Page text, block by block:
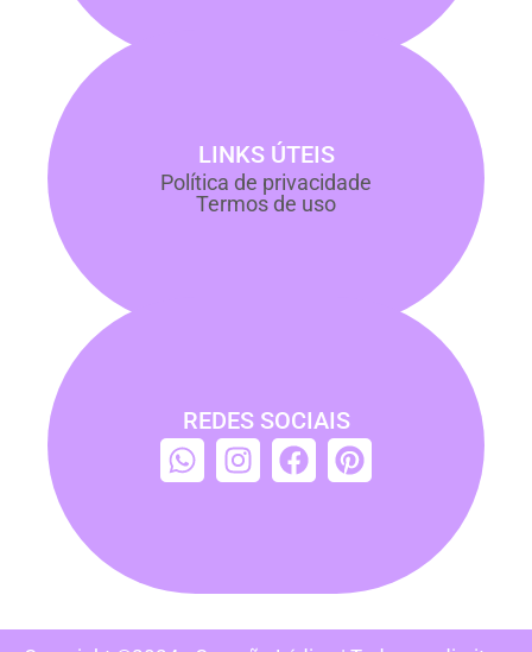
LINKS ÚTEIS
Política de privacidade
Termos de uso
REDES SOCIAIS